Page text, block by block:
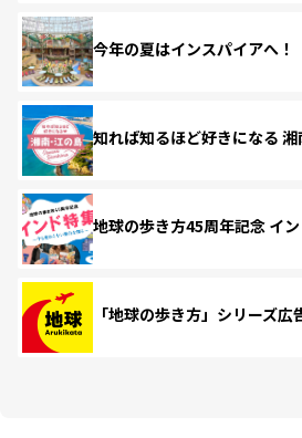
今年の夏はインスパイアへ！
知れば知るほど好きになる
地球の歩き方45周年記念 イ
「地球の歩き方」シリーズ広